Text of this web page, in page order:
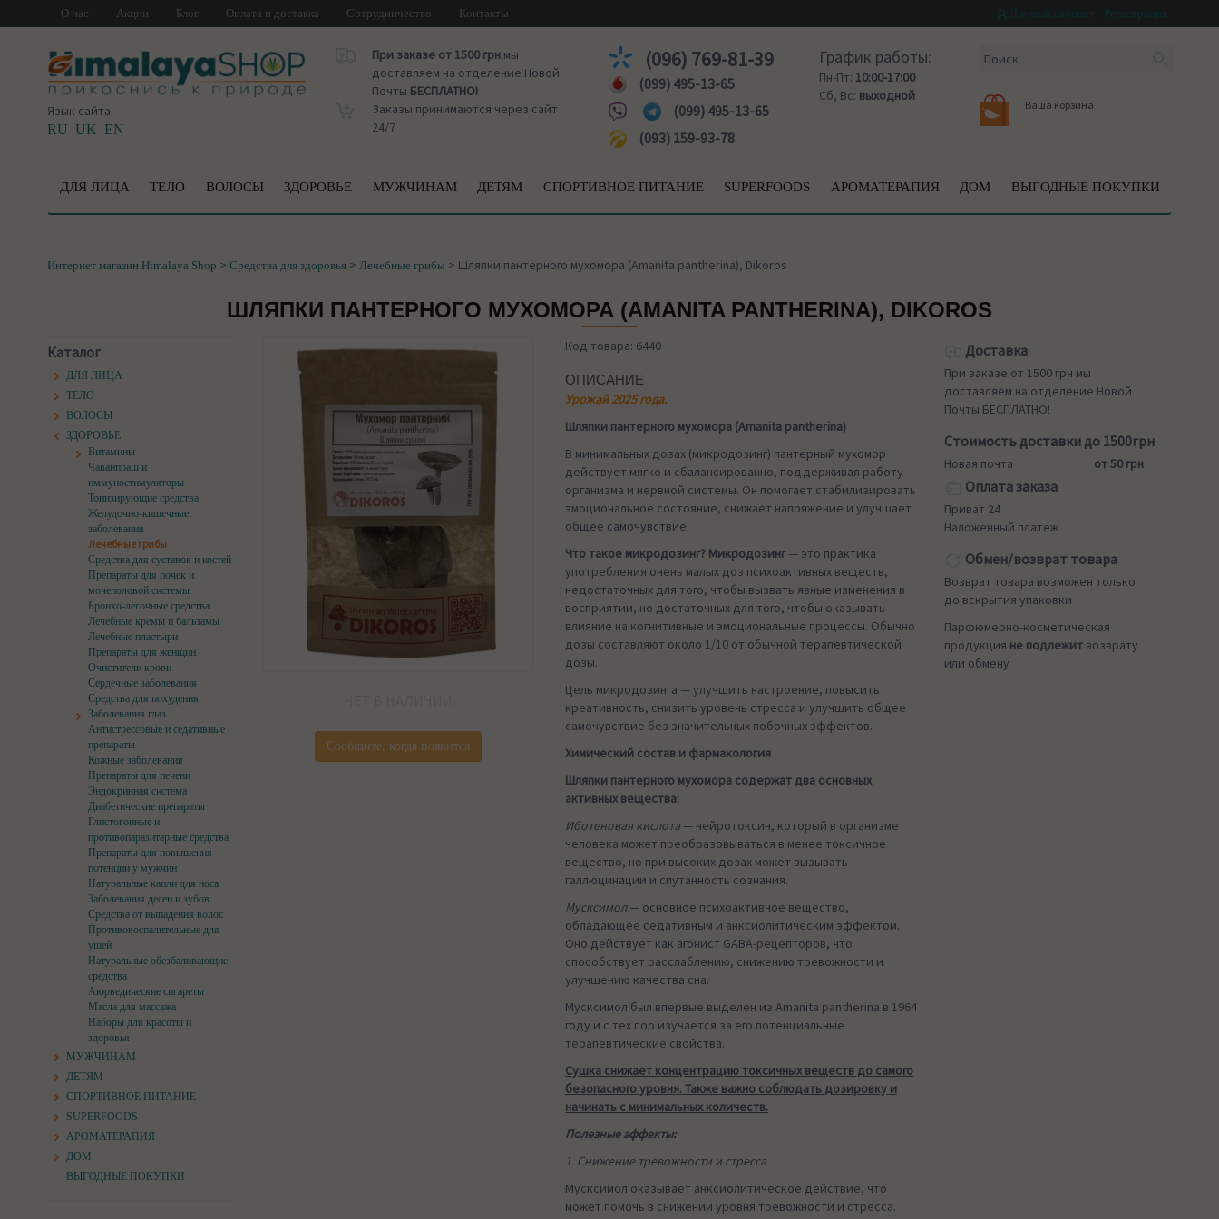
О нас Акции Блог Оплата и доставка Сотрудничество Контакты
Язык сайта:
RU UK EN
При заказе от 1500 грнмы
доставляем на отделение Новой
Почты БЕСПЛАТНО!
Заказы принимаются через сайт
24/7
(096) 769-81-39
(099) 495-13-65
(099) 495-13-65
(093) 159-93-78
График работы:
Пн-Пт: 10:00-17:00
Сб, Вс: выходной
Ваша корзина
ДЛЯ ЛИЦА ТЕЛО ВОЛОСЫ ЗДОРОВЬЕ МУЖЧИНАМ ДЕТЯМ СПОРТИВНОЕ ПИТАНИЕ SUPERFOODS АРОМАТЕРАПИЯ ДОМ ВЫГОДНЫЕ ПОКУПКИ
Интернет магазин Himalaya Shop > Средства для здоровья > Лечебные грибы > Шляпки пантерного мухомора (Amanita pantherina), Dikoros
ШЛЯПКИ ПАНТЕРНОГО МУХОМОРА (AMANITA PANTHERINA), DIKOROS
Каталог
ДЛЯ ЛИЦА
ТЕЛО
ВОЛОСЫ
ЗДОРОВЬЕ
Витамины
Чаванпраш и
иммуностимуляторы
Тонизирующие средства
Желудочно-кишечные
заболевания
Лечебные грибы
Средства для суставов и костей
Препараты для почек и
мочеполовой системы
Бронхо-легочные средства
Лечебные кремы и бальзамы
Лечебные пластыри
Препараты для женщин
Очистители крови
Сердечные заболевания
Средства для похудения
Заболевания глаз
Антистрессовые и седативные
препараты
Кожные заболевания
Препараты для печени
Эндокринная система
Диабетические препараты
Глистогонные и
противопаразитарные средства
Препараты для повышения
потенции у мужчин
Натуральные капли для носа
Заболевания десен и зубов
Средства от выпадения волос
Противовоспалительные для
ушей
Натуральные обезбаливающие
средства
Аюрведические сигареты
Масла для массажа
Наборы для красоты и
здоровья
МУЖЧИНАМ
ДЕТЯМ
СПОРТИВНОЕ ПИТАНИЕ
SUPERFOODS
АРОМАТЕРАПИЯ
ДОМ
ВЫГОДНЫЕ ПОКУПКИ
Сообщите, когда появится
Код товара: 6440
ОПИСАНИЕ
Урожай 2025 года.
Шляпки пантерного мухомора (Amanita pantherina)
В минимальных дозах (микродозинг) пантерный мухомор
действует мягко и сбалансированно, поддерживая работу
организма и нервной системы. Он помогает стабилизировать
эмоциональное состояние, снижает напряжение и улучшает
общее самочувствие.
Что такое микродозинг? Микродозинг— это практика
употребления очень малых доз психоактивных веществ,
недостаточных для того, чтобы вызвать явные изменения в
восприятии, но достаточных для того, чтобы оказывать
влияние на когнитивные и эмоциональные процессы. Обычно
дозы составляют около 1/10 от обычной терапевтической
дозы.
Цель микродозинга — улучшить настроение, повысить
креативность, снизить уровень стресса и улучшить общее
самочувствие без значительных побочных эффектов.
Химический состав и фармакология
Шляпки пантерного мухомора содержат два основных
активных вещества:
Иботеновая кислота — нейротоксин, который в организме
человека может преобразовываться в менее токсичное
вещество, но при высоких дозах может вызывать
галлюцинации и спутанность сознания.
Мусксимол— основное психоактивное вещество,
обладающее седативным и анксиолитическим эффектом.
Оно действует как агонист GABA-рецепторов, что
способствует расслаблению, снижению тревожности и
улучшению качества сна.
Мусксимол был впервые выделен из Amanita pantherina в 1964
году и с тех пор изучается за его потенциальные
терапевтические свойства.
Сушка снижает концентрацию токсичных веществ до самого
безопасного уровня. Также важно соблюдать дозировку и
начинать с минимальных количеств.
Полезные эффекты:
1. Снижение тревожности и стресса.
Мусксимол оказывает анксиолитическое действие, что
может помочь в снижении уровня тревожности и стресса.
Доставка
При заказе от 1500 грн мы
доставляем на отделение Новой
Почты БЕСПЛАТНО!
Стоимость доставки до 1500грн
Новая почта от 50 грн
Оплата заказа
Приват 24
Наложенный платеж
Обмен/возврат товара
Возврат товара возможен только
до вскрытия упаковки
Парфюмерно-косметическая
продукция не подлежит возврату
или обмену